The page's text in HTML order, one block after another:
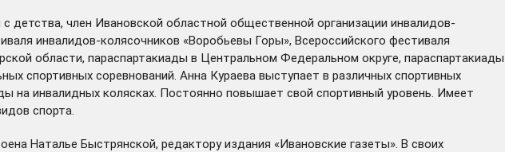
детства, член Ивановской областной общественной организации инвалидов-
инвалидов-колясочников «Воробьевы Горы», Всероссийского фестиваля
области, параспартакиады в Центральном Федеральном округе, параспартакиады
спортивных соревнований. Анна Кураева выступает в различных спортивных
на инвалидных колясках. Постоянно повышает свой спортивный уровень. Имеет
спорта.
Наталье Быстрянской, редактору издания «Ивановские газеты». В своих